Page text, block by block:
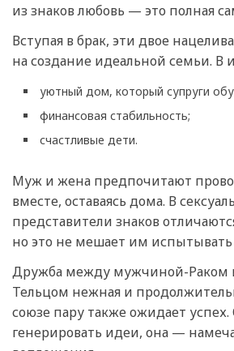
из знаков любовь — это полная
Вступая в брак, эти двое
на создание идеальной семьи. В
уютный дом, который супруги
финансовая стабильность;
счастливые дети.
Муж и жена предпочитают
вместе, оставаясь дома. В
представители знаков
но это не мешает им
Дружба между мужчиной-
Тельцом нежная и
союзе пару также ожидает успех.
генерировать идеи, она —